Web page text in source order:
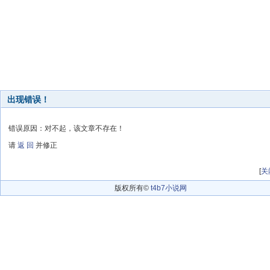
出现错误！
错误原因：对不起，该文章不存在！
请 返 回 并修正
[关
版权所有© t4b7小说网